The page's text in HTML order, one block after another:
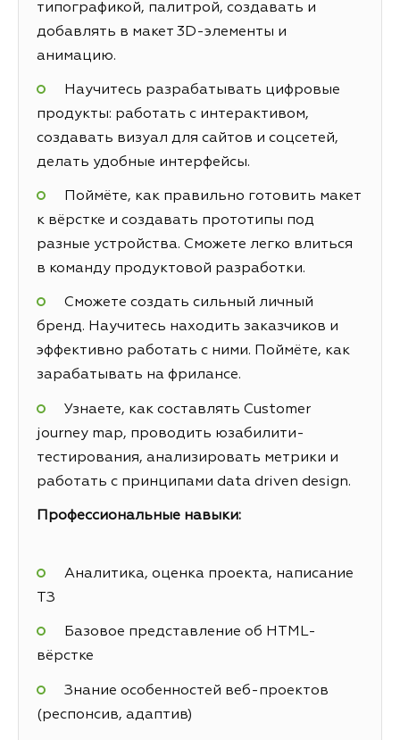
типографикой, палитрой, создавать и
добавлять в макет 3D-элементы и
анимацию.
Научитесь разрабатывать цифровые
продукты: работать с интерактивом,
создавать визуал для сайтов и соцсетей,
делать удобные интерфейсы.
Поймёте, как правильно готовить макет
к вёрстке и создавать прототипы под
разные устройства. Сможете легко влиться
в команду продуктовой разработки.
Сможете создать сильный личный
бренд. Научитесь находить заказчиков и
эффективно работать с ними. Поймёте, как
зарабатывать на фрилансе.
Узнаете, как составлять Customer
journey map, проводить юзабилити-
тестирования, анализировать метрики и
работать с принципами data driven design.
Профессиональные навыки:
Аналитика, оценка проекта, написание
ТЗ
Базовое представление об HTML-
вёрстке
Знание особенностей веб-проектов
(респонсив, адаптив)